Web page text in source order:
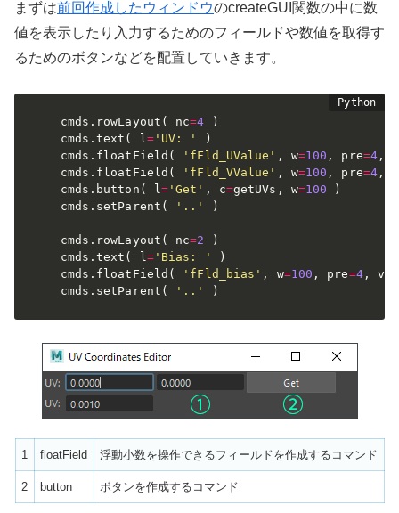
まずは前回作成したウィンドウのcreateGUI関数の中に数
値を表示したり入力するためのフィールドや数値を取得す
るためのボタンなどを配置していきます。
	cmds
. rowLayout ( nc=4
)
	cmds
.text ( l='UV: '
)
	cmds
. floatField ( 'fFld_UValue' , w=100 , pre=4 ,
	cmds
. floatField ( 'fFld_VValue' , w=100 , pre=4 ,
	cmds
. button ( l= 'Get' , c=getUVs , w=100
)
	cmds
. setParent ( '..' )
	cmds
. rowLayout ( nc=2
)
	cmds
.text ( l='Bias: '
)
	cmds
. floatField ( 'fFld_bias' , w=100 , pre=4, v
	cmds
. setParent ( '..' )
1 floatField 浮動小数を操作できるフィールドを作成するコマンド
2 button ボタンを作成するコマンド